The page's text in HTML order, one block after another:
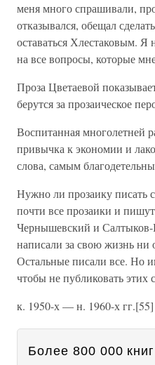
меня много спрашивали,
отказывался, обещал
оставаться Хлестаковым. Я
на все вопросы, которые
Проза Цветаевой
берутся за прозаическое
Воспитанная многолетней
привычка к экономии и
слова, самым
Нужно ли прозаику писать
почти все прозаики и
Чернышевский и
написали за свою жизнь ни
Остальные писали все. Но
чтобы не публиковать этих
к. 1950-х — н. 1960-х гг.[55]
Более 800 000